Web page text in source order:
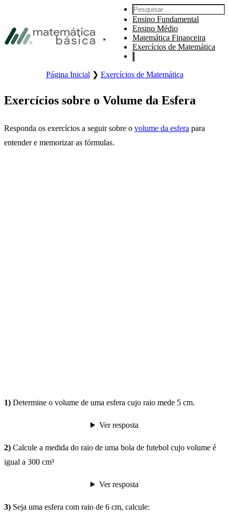
Pular Rodapé
Abre o menu principal do site.
Pesquisar por:
Ensino Fundamental
Ensino Médio
Matemática Financeira
Exercícios de Matemática
Página Inicial ❯ Exercícios de Matemática
Exercícios sobre o Volume da Esfera
Responda os exercícios a seguir sobre o volume da esfera para
entender e memorizar as fórmulas.
1) Determine o volume de uma esfera cujo raio mede 5 cm.
Ver resposta
2) Calcule a medida do raio de uma bola de futebol cujo volume é
igual a 300 cm³
Ver resposta
3) Seja uma esfera com raio de 6 cm, calcule: